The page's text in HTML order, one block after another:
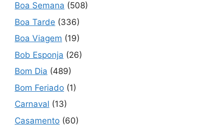
Boa Semana (508)
Boa Tarde (336)
Boa Viagem (19)
Bob Esponja (26)
Bom Dia (489)
Bom Feriado (1)
Carnaval (13)
Casamento (60)